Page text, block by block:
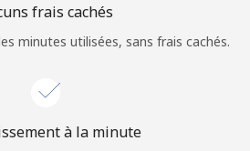
Rappel du mot de passe →
frais cachés
minutes utilisées, sans frais cachés.
à la minute